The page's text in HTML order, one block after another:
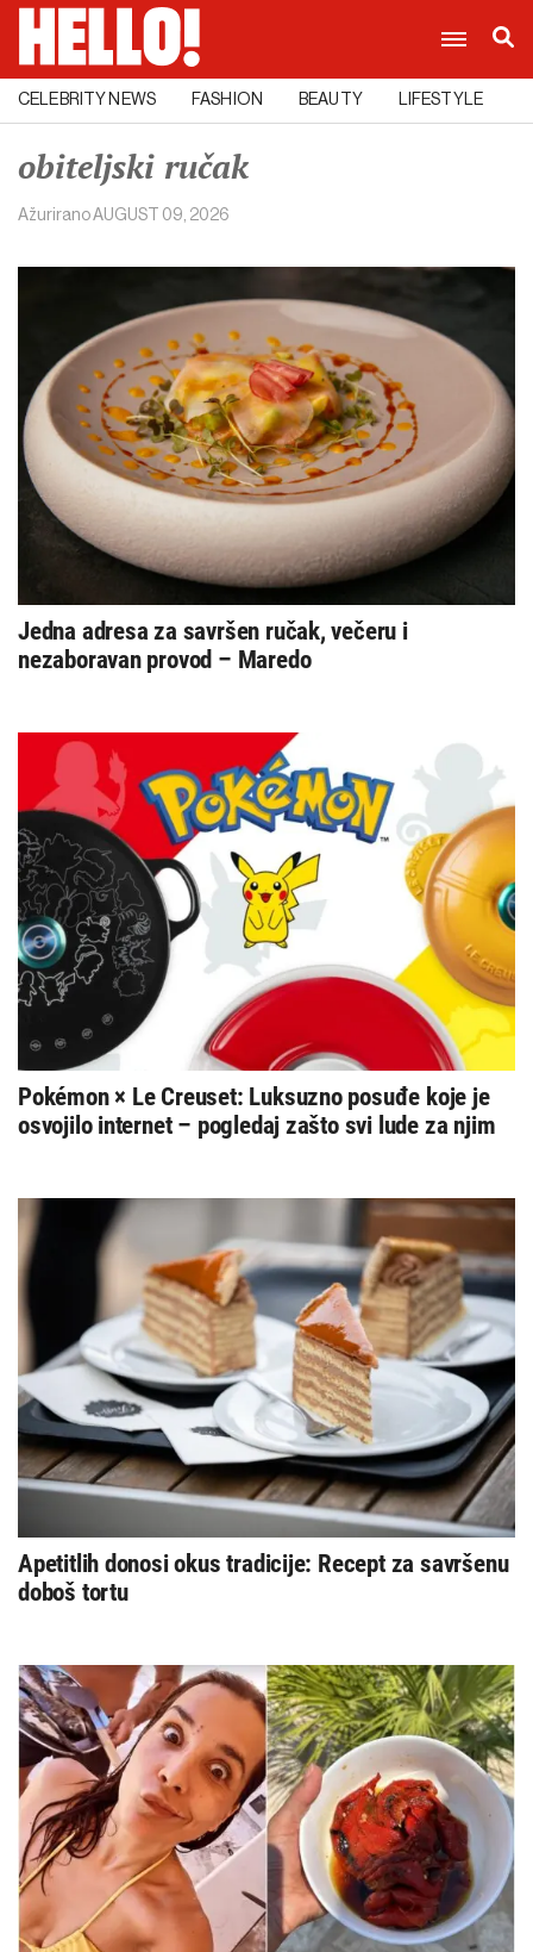
CELEBRITY NEWS FASHION BEAUTY LIFESTYLE
obiteljski ručak
AžuriranoAUGUST 09, 2026
Jedna adresa za savršen ručak, večeru i
nezaboravan provod – Maredo
Pokémon × Le Creuset: Luksuzno posuđe koje je
osvojilo internet – pogledaj zašto svi lude za njim
Apetitlih donosi okus tradicije: Recept za savršenu
doboš tortu